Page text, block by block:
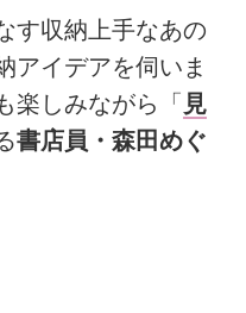
す収納上手なあの
アイデアを伺いま
楽しみながら「 見
書店員・森田めぐ